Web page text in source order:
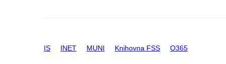
IS INET MUNI Knihovna FSS O365